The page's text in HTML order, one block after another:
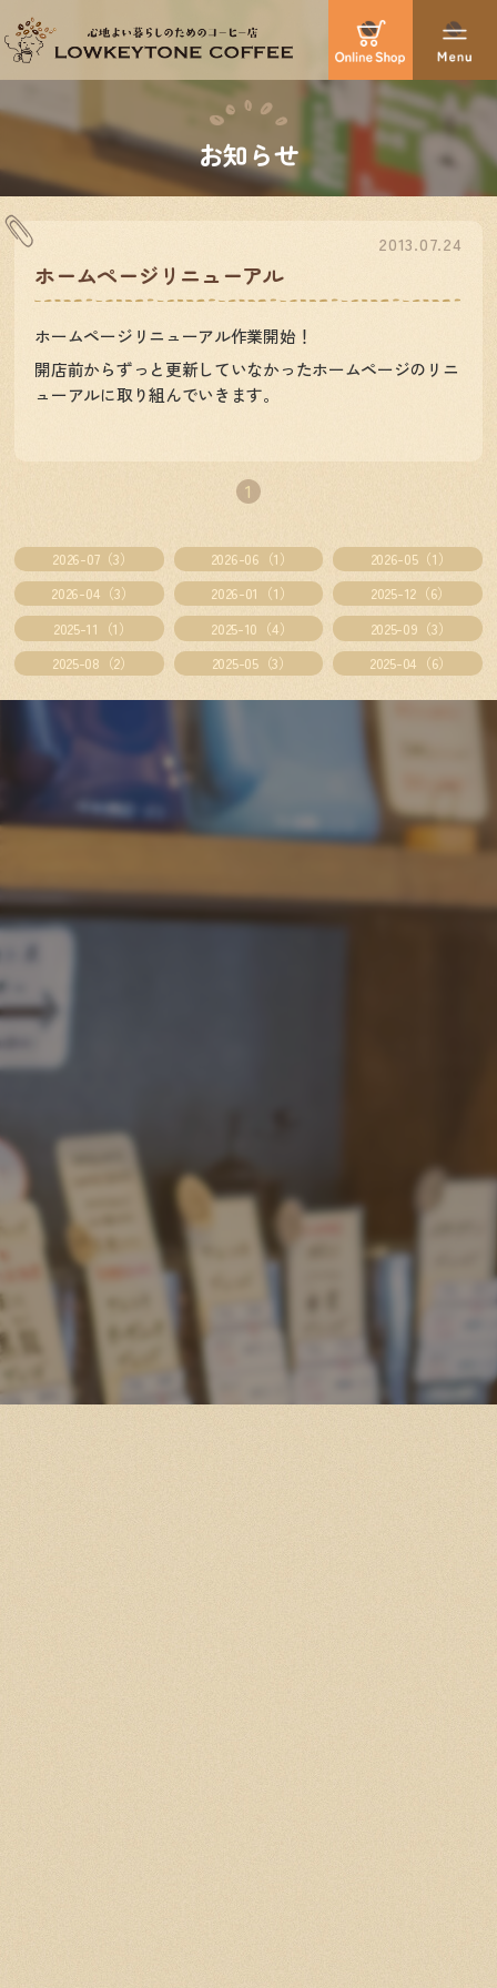
お知らせ
2013.07.24
ホームページリニューアル
ホームページリニューアル作業開始！
開店前からずっと更新していなかったホームページのリニ
ューアルに取り組んでいきます。
1
2026-07（3） 2026-06（1）
2026-05（1）
2026-04（3）
2026-01（1）
2025-12（6）
2025-11（1）
2025-10（4）
2025-09（3）
2025-08（2）
2025-05（3） 2025-04（6）